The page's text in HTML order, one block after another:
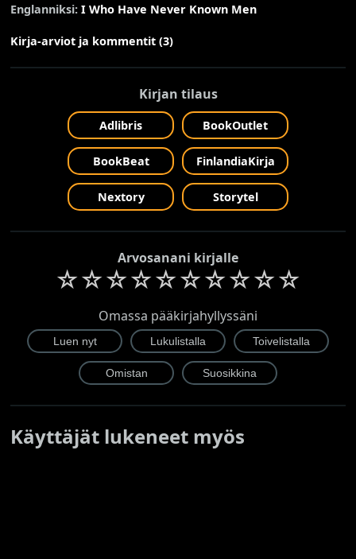
Englanniksi: I Who Have Never Known Men
Kirja-arviot ja kommentit (3)
Kirjan tilaus
Adlibris BookOutlet
BookBeat FinlandiaKirja
Nextory Storytel
Arvosanani kirjalle
☆☆☆☆☆☆☆☆☆☆
Omassa pääkirjahyllyssäni
Käyttäjät lukeneet myös